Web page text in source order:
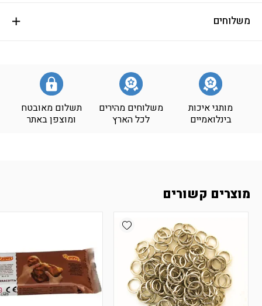
משלוחים
מותגי איכות
בינלואמיים
משלוחים מהירים
לכל הארץ
תשלום מאובטח
ומוצפן באתר
מוצרים קשורים
Add wishlist